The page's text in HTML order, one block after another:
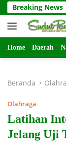
Langsung
ke
konten
Breaking News
AFF 2026
Home Daerah
Beranda
Olahraga
Latihan
Jelang Uji